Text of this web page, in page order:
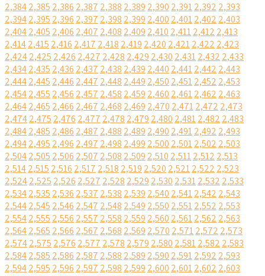
2,3842,385 2,386 2,387 2,388 2,389 2,390 2,3912,392 2,393
2,3942,395 2,396 2,397 2,398 2,399 2,400 2,4012,402 2,403
2,4042,405 2,406 2,407 2,408 2,409 2,410 2,4112,412 2,413
2,4142,415 2,416 2,417 2,418 2,419 2,420 2,4212,422 2,423
2,4242,425 2,426 2,427 2,428 2,429 2,430 2,4312,432 2,433
2,4342,435 2,436 2,437 2,438 2,439 2,440 2,4412,442 2,443
2,4442,445 2,446 2,447 2,448 2,449 2,450 2,4512,452 2,453
2,4542,455 2,456 2,457 2,458 2,459 2,460 2,4612,462 2,463
2,4642,465 2,466 2,467 2,468 2,469 2,470 2,4712,472 2,473
2,4742,475 2,476 2,477 2,478 2,479 2,480 2,4812,482 2,483
2,4842,485 2,486 2,487 2,488 2,489 2,490 2,4912,492 2,493
2,4942,495 2,496 2,497 2,498 2,499 2,500 2,5012,502 2,503
2,5042,505 2,506 2,507 2,508 2,509 2,510 2,5112,512 2,513
2,5142,515 2,516 2,517 2,518 2,519 2,520 2,5212,522 2,523
2,5242,525 2,526 2,527 2,528 2,529 2,530 2,5312,532 2,533
2,5342,535 2,536 2,537 2,538 2,539 2,540 2,5412,542 2,543
2,5442,545 2,546 2,547 2,548 2,549 2,550 2,5512,552 2,553
2,5542,555 2,556 2,557 2,558 2,559 2,560 2,5612,562 2,563
2,5642,565 2,566 2,567 2,568 2,569 2,570 2,5712,572 2,573
2,5742,575 2,576 2,577 2,578 2,579 2,580 2,5812,582 2,583
2,5842,585 2,586 2,587 2,588 2,589 2,590 2,5912,592 2,593
2,5942,595 2,596 2,597 2,598 2,599 2,600 2,6012,602 2,603